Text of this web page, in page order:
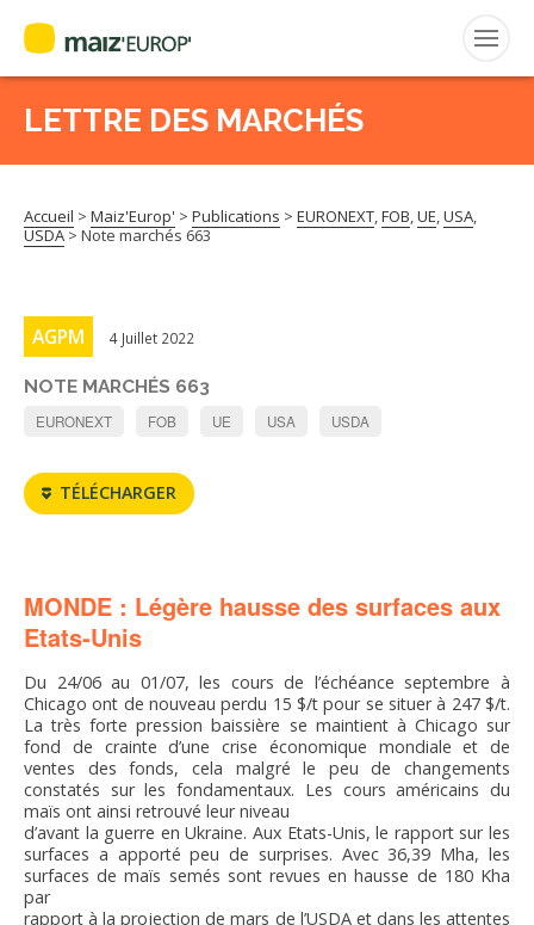
Rechercher
:
MAIZ’EUROP’
AGPM MAÏS DOUX
AGPM MAÏS SEMENCE
CEPM
IRRIGANTS DE FRANCE
GERM-SERVICES
EMPLOI
LETTRE DES MARCHÉS
Accueil > Maiz'Europ' > Publications > EURONEXT,FOB,UE,USA,
USDA> Note marchés 663
AGPM 4 Juillet 2022
NOTE MARCHÉS 663
EURONEXT FOB UE USA USDA
TÉLÉCHARGER
MONDE : Légère hausse des surfaces aux
Etats-Unis
Du 24/06 au 01/07, les cours de l’échéance septembre à
Chicago ont de nouveau perdu 15 $/t pour se situer à 247 $/t.
La très forte pression baissière se maintient à Chicago sur
fond de crainte d’une crise économique mondiale et de
ventes des fonds, cela malgré le peu de changements
constatés sur les fondamentaux. Les cours américains du
maïs ont ainsi retrouvé leur niveau
d’avant la guerre en Ukraine. Aux Etats-Unis, le rapport sur les
surfaces a apporté peu de surprises. Avec 36,39 Mha, les
surfaces de maïs semés sont revues en hausse de 180 Kha
par
rapport à la projection de mars de l’USDA et dans les attentes